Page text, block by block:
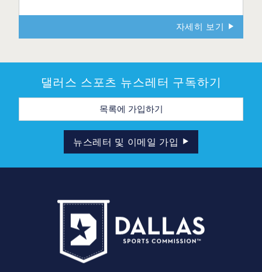
자세히 보기
댈러스 스포츠 뉴스레터 구독하기
이
일
뉴스레터 및 이메일 가입